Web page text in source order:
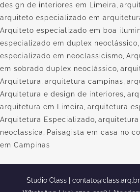
design de interiores em Limeira
arquiteto especializado em
Arquiteto especializado em boa
especializado em duplex neoclássico
especializado em neoclassicismo
em sobrado duplex neoclássico
Arquitetura arquitetura campinas
Arquitetura e design de interiores
arquitetura em Limeira arquitetura
Arquitetura Especializado
neoclassica
Paisagista em casa no
em Campinas
Studio Class | contato@class.arq.br